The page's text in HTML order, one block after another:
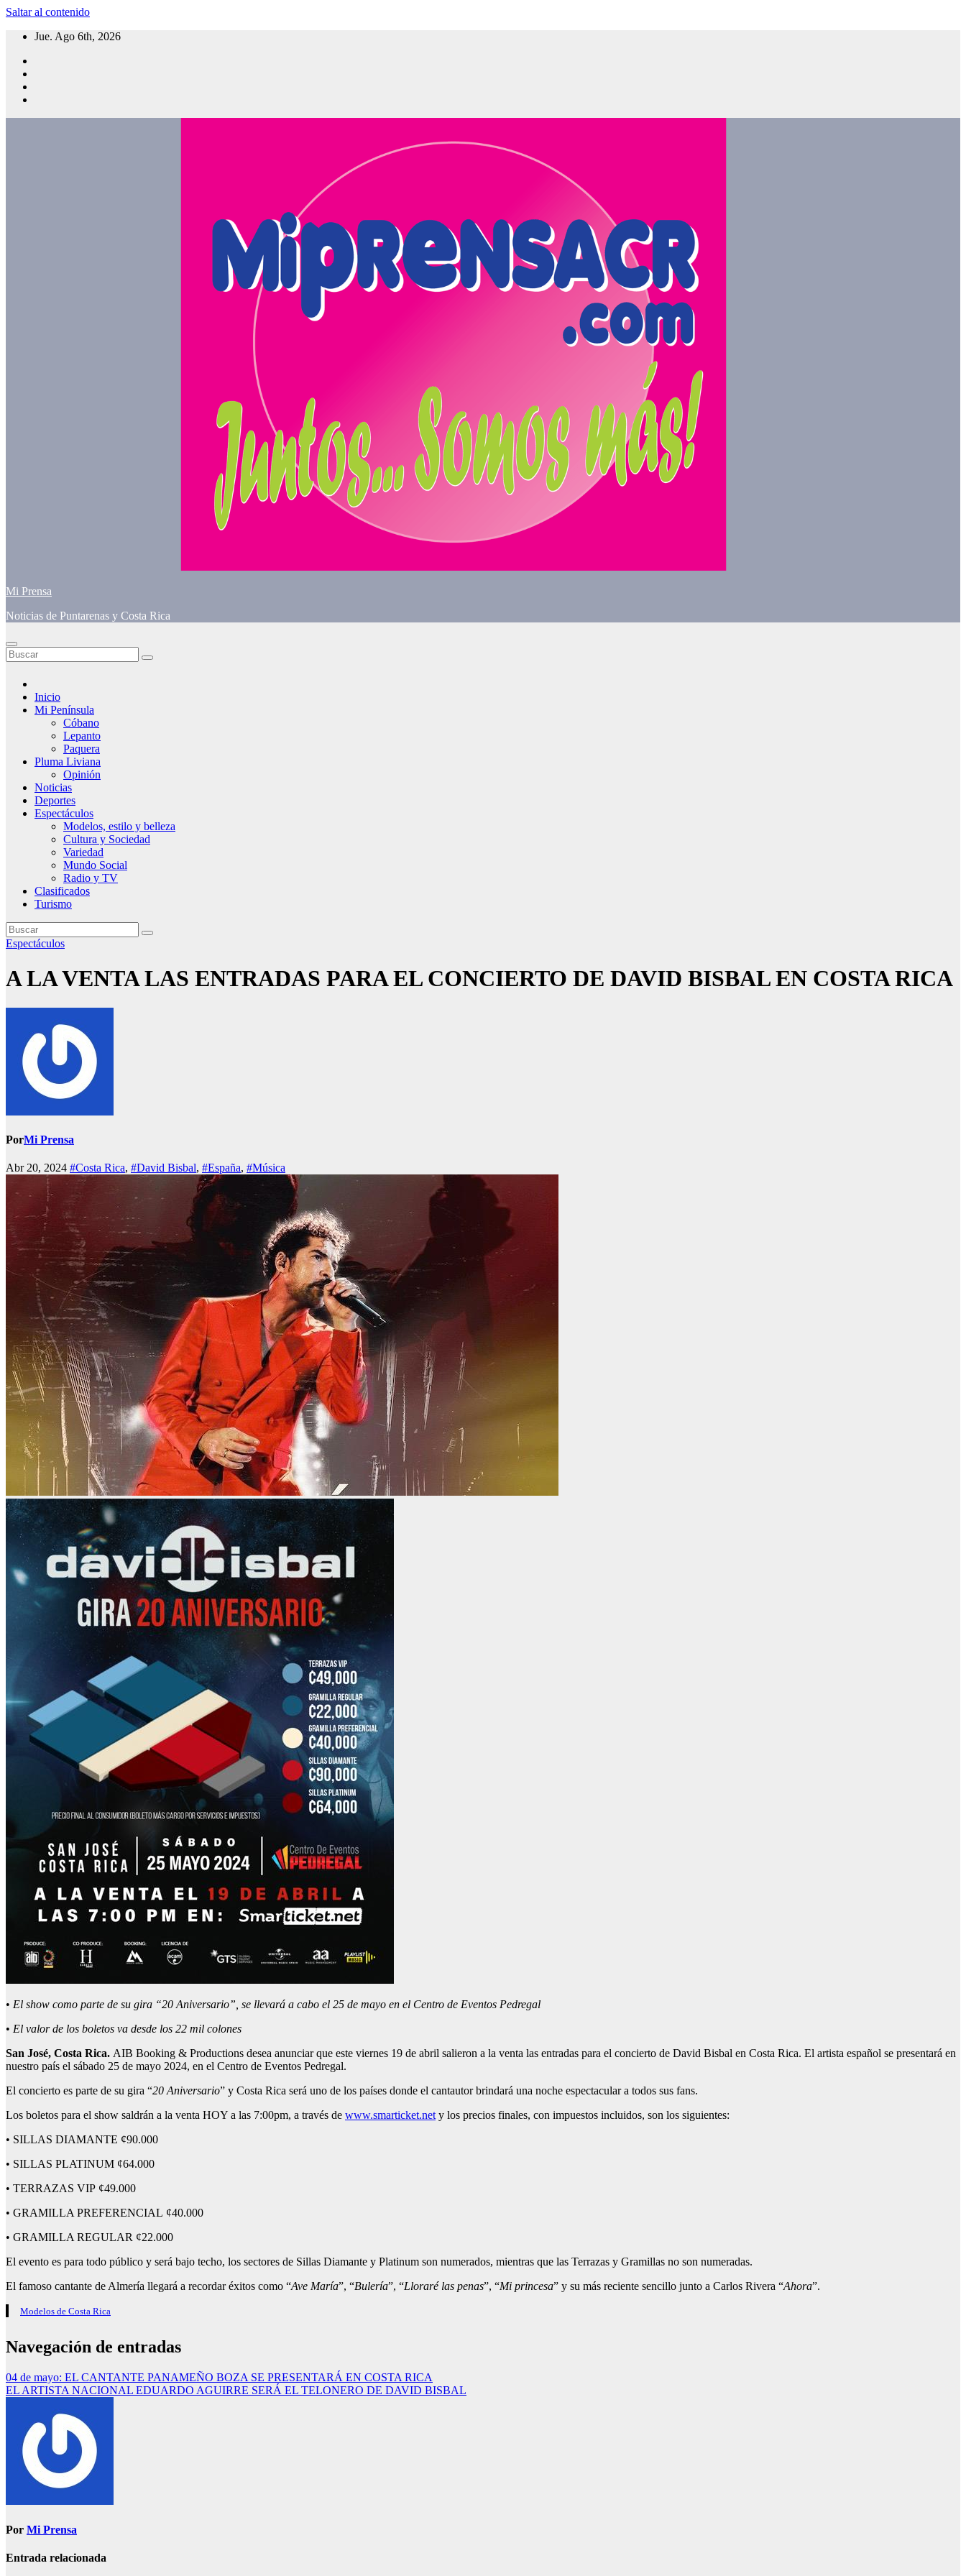
Saltar al contenido
Jue. Ago 6th, 2026
Mi Prensa
Noticias de Puntarenas y Costa Rica
Inicio
Mi Península
Cóbano
Lepanto
Paquera
Pluma Liviana
Opinión
Noticias
Deportes
Espectáculos
Modelos, estilo y belleza
Cultura y Sociedad
Variedad
Mundo Social
Radio y TV
Clasificados
Turismo
Espectáculos
A LA VENTA LAS ENTRADAS PARA EL CONCIERTO DE DAVID BISBAL EN COSTA RICA
PorMi Prensa
Abr 20, 2024 #Costa Rica, #David Bisbal, #España, #Música
• El show como parte de su gira “20 Aniversario”, se llevará a cabo el 25 de mayo en el Centro de Eventos Pedregal
• El valor de los boletos va desde los 22 mil colones
San José, Costa Rica. AIB Booking & Productions desea anunciar que este viernes 19 de abril salieron a la venta las entradas para el concierto de David Bisbal en Costa Rica. El artista español se presentará en
nuestro país el sábado 25 de mayo 2024, en el Centro de Eventos Pedregal.
El concierto es parte de su gira “20 Aniversario” y Costa Rica será uno de los países donde el cantautor brindará una noche espectacular a todos sus fans.
Los boletos para el show saldrán a la venta HOY a las 7:00pm, a través de www.smarticket.nety los precios finales, con impuestos incluidos, son los siguientes:
• SILLAS DIAMANTE ¢90.000
• SILLAS PLATINUM ¢64.000
• TERRAZAS VIP ¢49.000
• GRAMILLA PREFERENCIAL ¢40.000
• GRAMILLA REGULAR ¢22.000
El evento es para todo público y será bajo techo, los sectores de Sillas Diamante y Platinum son numerados, mientras que las Terrazas y Gramillas no son numeradas.
El famoso cantante de Almería llegará a recordar éxitos como “Ave María”, “Bulería”, “Lloraré las penas”, “Mi princesa” y su más reciente sencillo junto a Carlos Rivera “Ahora”.
Modelos de Costa Rica
Navegación de entradas
04 de mayo: EL CANTANTE PANAMEÑO BOZA SE PRESENTARÁ EN COSTA RICA
EL ARTISTA NACIONAL EDUARDO AGUIRRE SERÁ EL TELONERO DE DAVID BISBAL
Por Mi Prensa
Entrada relacionada